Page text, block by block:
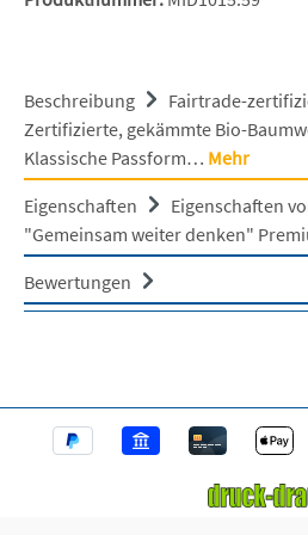
Beschreibung
Fairtrade-
Zertifizierte, gekämmte Bio-
Klassische Passform… Mehr
Eigenschaften
Eigenschaften
"Gemeinsam weiter denken"
Bewertungen